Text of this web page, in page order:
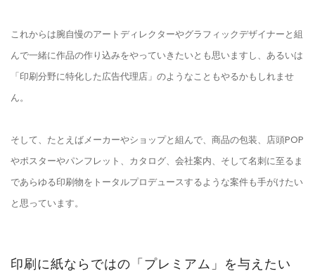
これからは腕自慢のアートディレクターやグラフィックデザイナーと組
んで一緒に作品の作り込みをやっていきたいとも思いますし、あるいは
「印刷分野に特化した広告代理店」のようなこともやるかもしれませ
ん。
そして、たとえばメーカーやショップと組んで、商品の包装、店頭POP
やポスターやパンフレット、カタログ、会社案内、そして名刺に至るま
であらゆる印刷物をトータルプロデュースするような案件も手がけたい
と思っています。
印刷に紙ならではの「プレミアム」を与えたい